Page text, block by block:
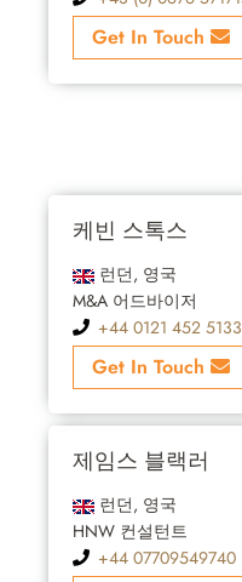
Get In Touch
케빈 스톡스
런던, 영국
M&A 어드바이저
+44 0121 452 5133
Get In Touch
제임스 블랙러
런던, 영국
HNW 컨설턴트
+44 07709549740